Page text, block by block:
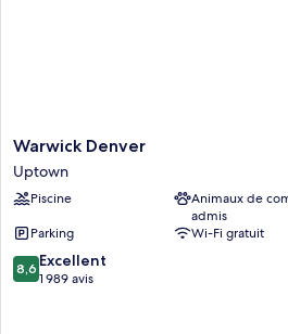
Warwick
Denver
Uptown
Warwick Denver
Uptown
Piscine
Animaux de
admis
Parking
Wi-Fi gratuit
8.6
sur
8,6 Excellent
1 989 avis